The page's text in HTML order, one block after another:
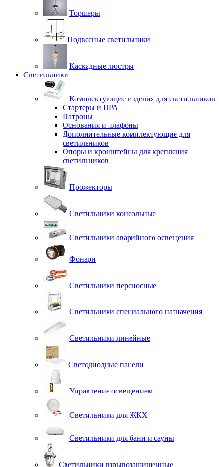
Торшеры
Подвесные светильники
Каскадные люстры
Светильники
Комплектующие изделия для светильников
Стартеры и ПРА
Патроны
Основания и плафоны
Дополнительные комплектующие для
светильников
Опоры и кронштейны для крепления
светильников
Прожекторы
Светильники консольные
Светильники аварийного освещения
Фонари
Светильники переносные
Светильники специального назначения
Светильники линейные
Светодиодные панели
Управление освещением
Светильники для ЖКХ
Светильники для бани и сауны
Светильники взрывозащищенные